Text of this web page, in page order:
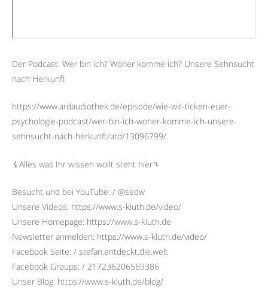
Der Podcast: Wer bin ich? Woher komme ich? Unsere Sehnsucht
nach Herkunft
https://www.ardaudiothek.de/episode/wie-wir-ticken-euer-
psychologie-podcast/wer-bin-ich-woher-komme-ich-unsere-
sehnsucht-nach-herkunft/ard/13096799/
⤹Alles was Ihr wissen wollt steht hier⤵︎
Besucht und bei YouTube: / @sedw
Unsere Videos: https://www.s-kluth.de/video/
Unsere Homepage: https://www.s-kluth.de
Newsletter anmelden: https://www.s-kluth.de/video/
Facebook Seite: / stefan.entdeckt.die.welt
Facebook Groups: / 217236206569386
Unser Blog: https://www.s-kluth.de/blog/